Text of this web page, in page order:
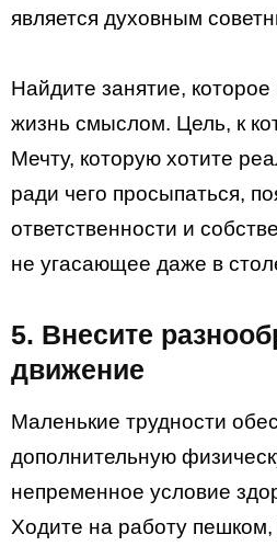
является духовным
Найдите занятие,
жизнь смыслом. Цель, к
Мечту, которую хотите
ради чего просыпаться,
ответственности и
не угасающее даже в
5. Внесите
движение
Маленькие трудности
дополнительную
непременное условие
Ходите на работу пешком,